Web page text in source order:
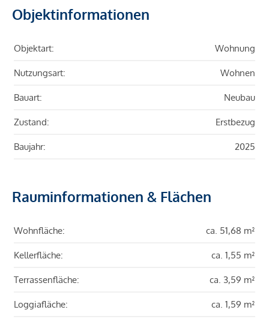
Objektinformationen
Objektart: Wohnung
Nutzungsart: Wohnen
Bauart: Neubau
Zustand: Erstbezug
Baujahr: 2025
Rauminformationen & Flächen
Wohnfläche: ca. 51,68 m²
Kellerfläche: ca. 1,55 m²
Terrassenfläche: ca. 3,59 m²
Loggiafläche: ca. 1,59 m²